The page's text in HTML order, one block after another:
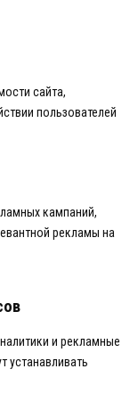
сайта,
пользователей
кампаний,
рекламы на
и рекламные
устанавливать